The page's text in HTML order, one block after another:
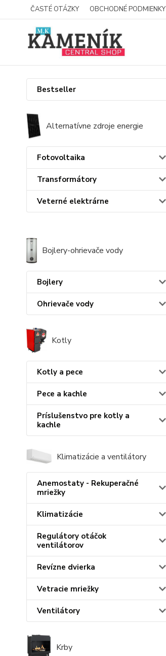
ČASTÉ OTÁZKY OBCHODNÉ PODMIENKY
Bestseller
Alternatívne zdroje energie
Fotovoltaika
Transformátory
Veterné elektrárne
Bojlery-ohrievače vody
Bojlery
Ohrievače vody
Kotly
Kotly a pece
Pece a kachle
Príslušenstvo pre kotly a
kachle
Klimatizácie a ventilátory
Anemostaty - Rekuperačné
mriežky
Klimatizácie
Regulátory otáčok
ventilátorov
Revízne dvierka
Vetracie mriežky
Ventilátory
Krby